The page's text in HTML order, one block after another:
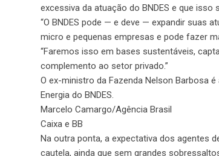
excessiva da atuação do BNDES e que
“O BNDES pode — e deve — expandir suas
micro e pequenas empresas e pode fazer
“Faremos isso em bases sustentáveis,
complemento ao setor privado.”
O ex-ministro da Fazenda Nelson Barbosa
Energia do BNDES.
Marcelo Camargo/Agência Brasil
Caixa e BB
Na outra ponta, a expectativa dos agentes
cautela, ainda que sem grandes